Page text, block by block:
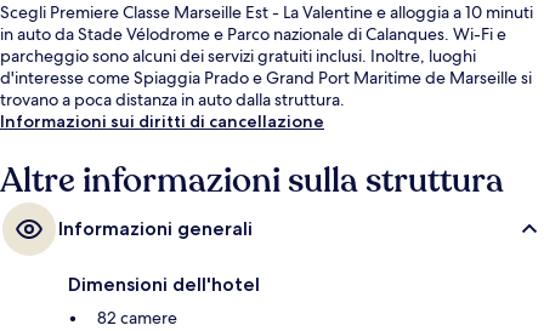
Scegli Premiere Classe Marseille Est - La Valentine e alloggia a 10 minuti
in auto da Stade Vélodrome e Parco nazionale di Calanques. Wi-Fi e
parcheggio sono alcuni dei servizi gratuiti inclusi. Inoltre, luoghi
d'interesse come Spiaggia Prado e Grand Port Maritime de Marseille si
trovano a poca distanza in auto dalla struttura.
Informazioni sui diritti di cancellazione
Altre informazioni sulla struttura
Informazioni generali
Dimensioni dell'hotel
82 camere